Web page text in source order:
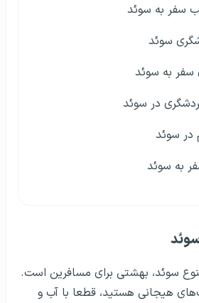
سفر به سوئد
سوئد
سفر به سوئد
در سوئد
در سوئد
به سوئد
سوئد، بهشتی برای مسافرین است.
هیجانی هستید، قطعا با آب و